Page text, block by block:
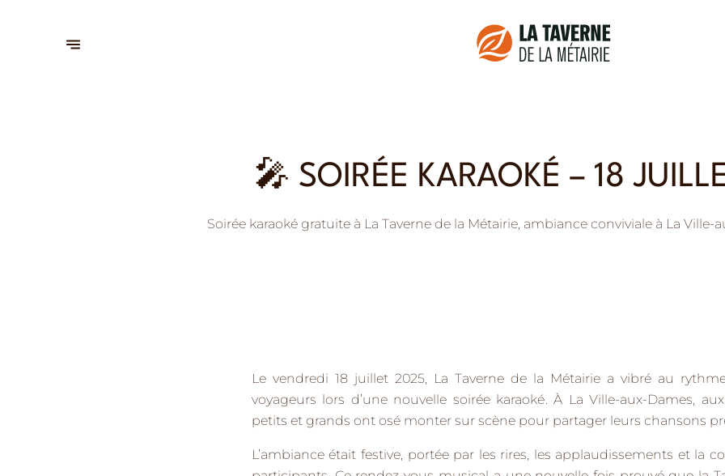
🎤 SOIRÉE KARAOKÉ – 18
Soirée karaoké gratuite à La Taverne de la Métairie, ambiance conviviale à La Ville-
Le vendredi 18 juillet 2025, La Taverne de la Métairie a vibré au
voyageurs lors d’une nouvelle soirée karaoké . À La Ville-aux-Dames ,
petits et grands ont osé monter sur scène pour partager leurs chansons
L’ambiance était festive, portée par les rires, les applaudissements et la